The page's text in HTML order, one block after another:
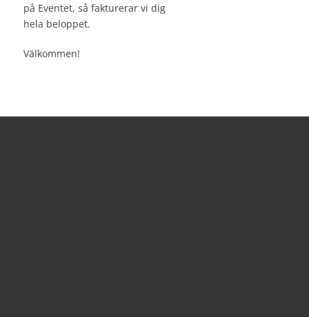
på Eventet, så fakturerar vi dig
hela beloppet.
Välkommen!